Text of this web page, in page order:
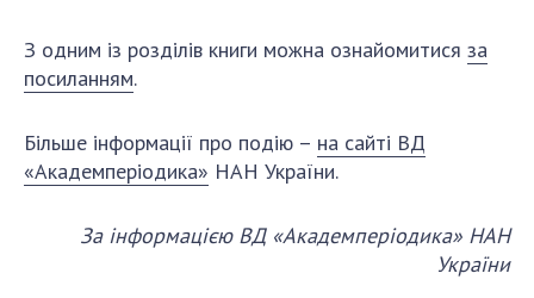
Нормативні акти НАН України
Вибори до складу НАН України
Бланки документів
НОВИНИ
З одним із розділів книги можна ознайомитися за
посиланням.
Більше інформації про подію – на сайті ВД
«Академперіодика» НАН України.
За інформацією ВД «Академперіодика» НАН
України